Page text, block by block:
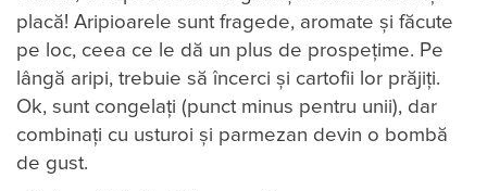
placă! Aripioarele sunt fragede, aromate și făcute
pe loc, ceea ce le dă un plus de prospețime. Pe
lângă aripi, trebuie să încerci și cartofii lor prăjiți.
Ok, sunt congelați (punct minus pentru unii), dar
combinați cu usturoi și parmezan devin o bombă
de gust.